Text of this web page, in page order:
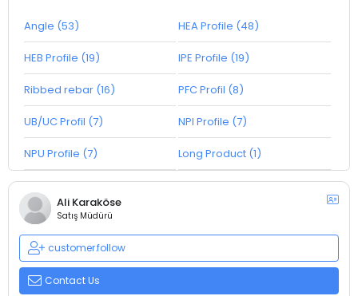
Angle (53) HEA Profile (48)
HEB Profile (19) IPE Profile (19)
Ribbed rebar (16) PFC Profil (8)
UB/UC Profil (7) NPI Profile (7)
NPU Profile (7) Long Product (1)
Ali Karaköse
Satış Müdürü
customer.follow
Contact Us